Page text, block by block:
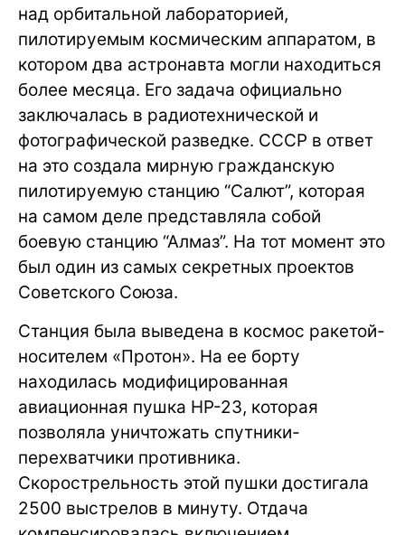
над орбитальной лабораторией,
пилотируемым космическим аппаратом, в
котором два астронавта могли находиться
более месяца. Его задача официально
заключалась в радиотехнической и
фотографической разведке. СССР в ответ
на это создала мирную гражданскую
пилотируемую станцию “Салют”, которая
на самом деле представляла собой
боевую станцию “Алмаз”. На тот момент это
был один из самых секретных проектов
Советского Союза.
Станция была выведена в космос ракетой-
носителем «Протон». На ее борту
находилась модифицированная
авиационная пушка НР-23, которая
позволяла уничтожать спутники-
перехватчики противника.
Скорострельность этой пушки достигала
2500 выстрелов в минуту. Отдача